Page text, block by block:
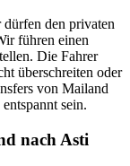
den privaten
führen einen
Die Fahrer
überschreiten oder
von Mailand
sein.
nach Asti